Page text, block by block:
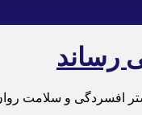
رساند
افسردگی و سلامت